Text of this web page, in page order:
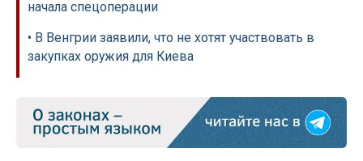
начала спецоперации
• В Венгрии заявили, что не хотят участвовать в
закупках оружия для Киева